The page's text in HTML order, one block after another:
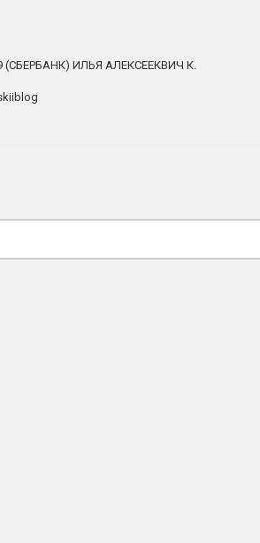
(СБЕРБАНК) ИЛЬЯ АЛЕКСЕЕКВИЧ К.
как для сладкой, так и для солёной выпечки.